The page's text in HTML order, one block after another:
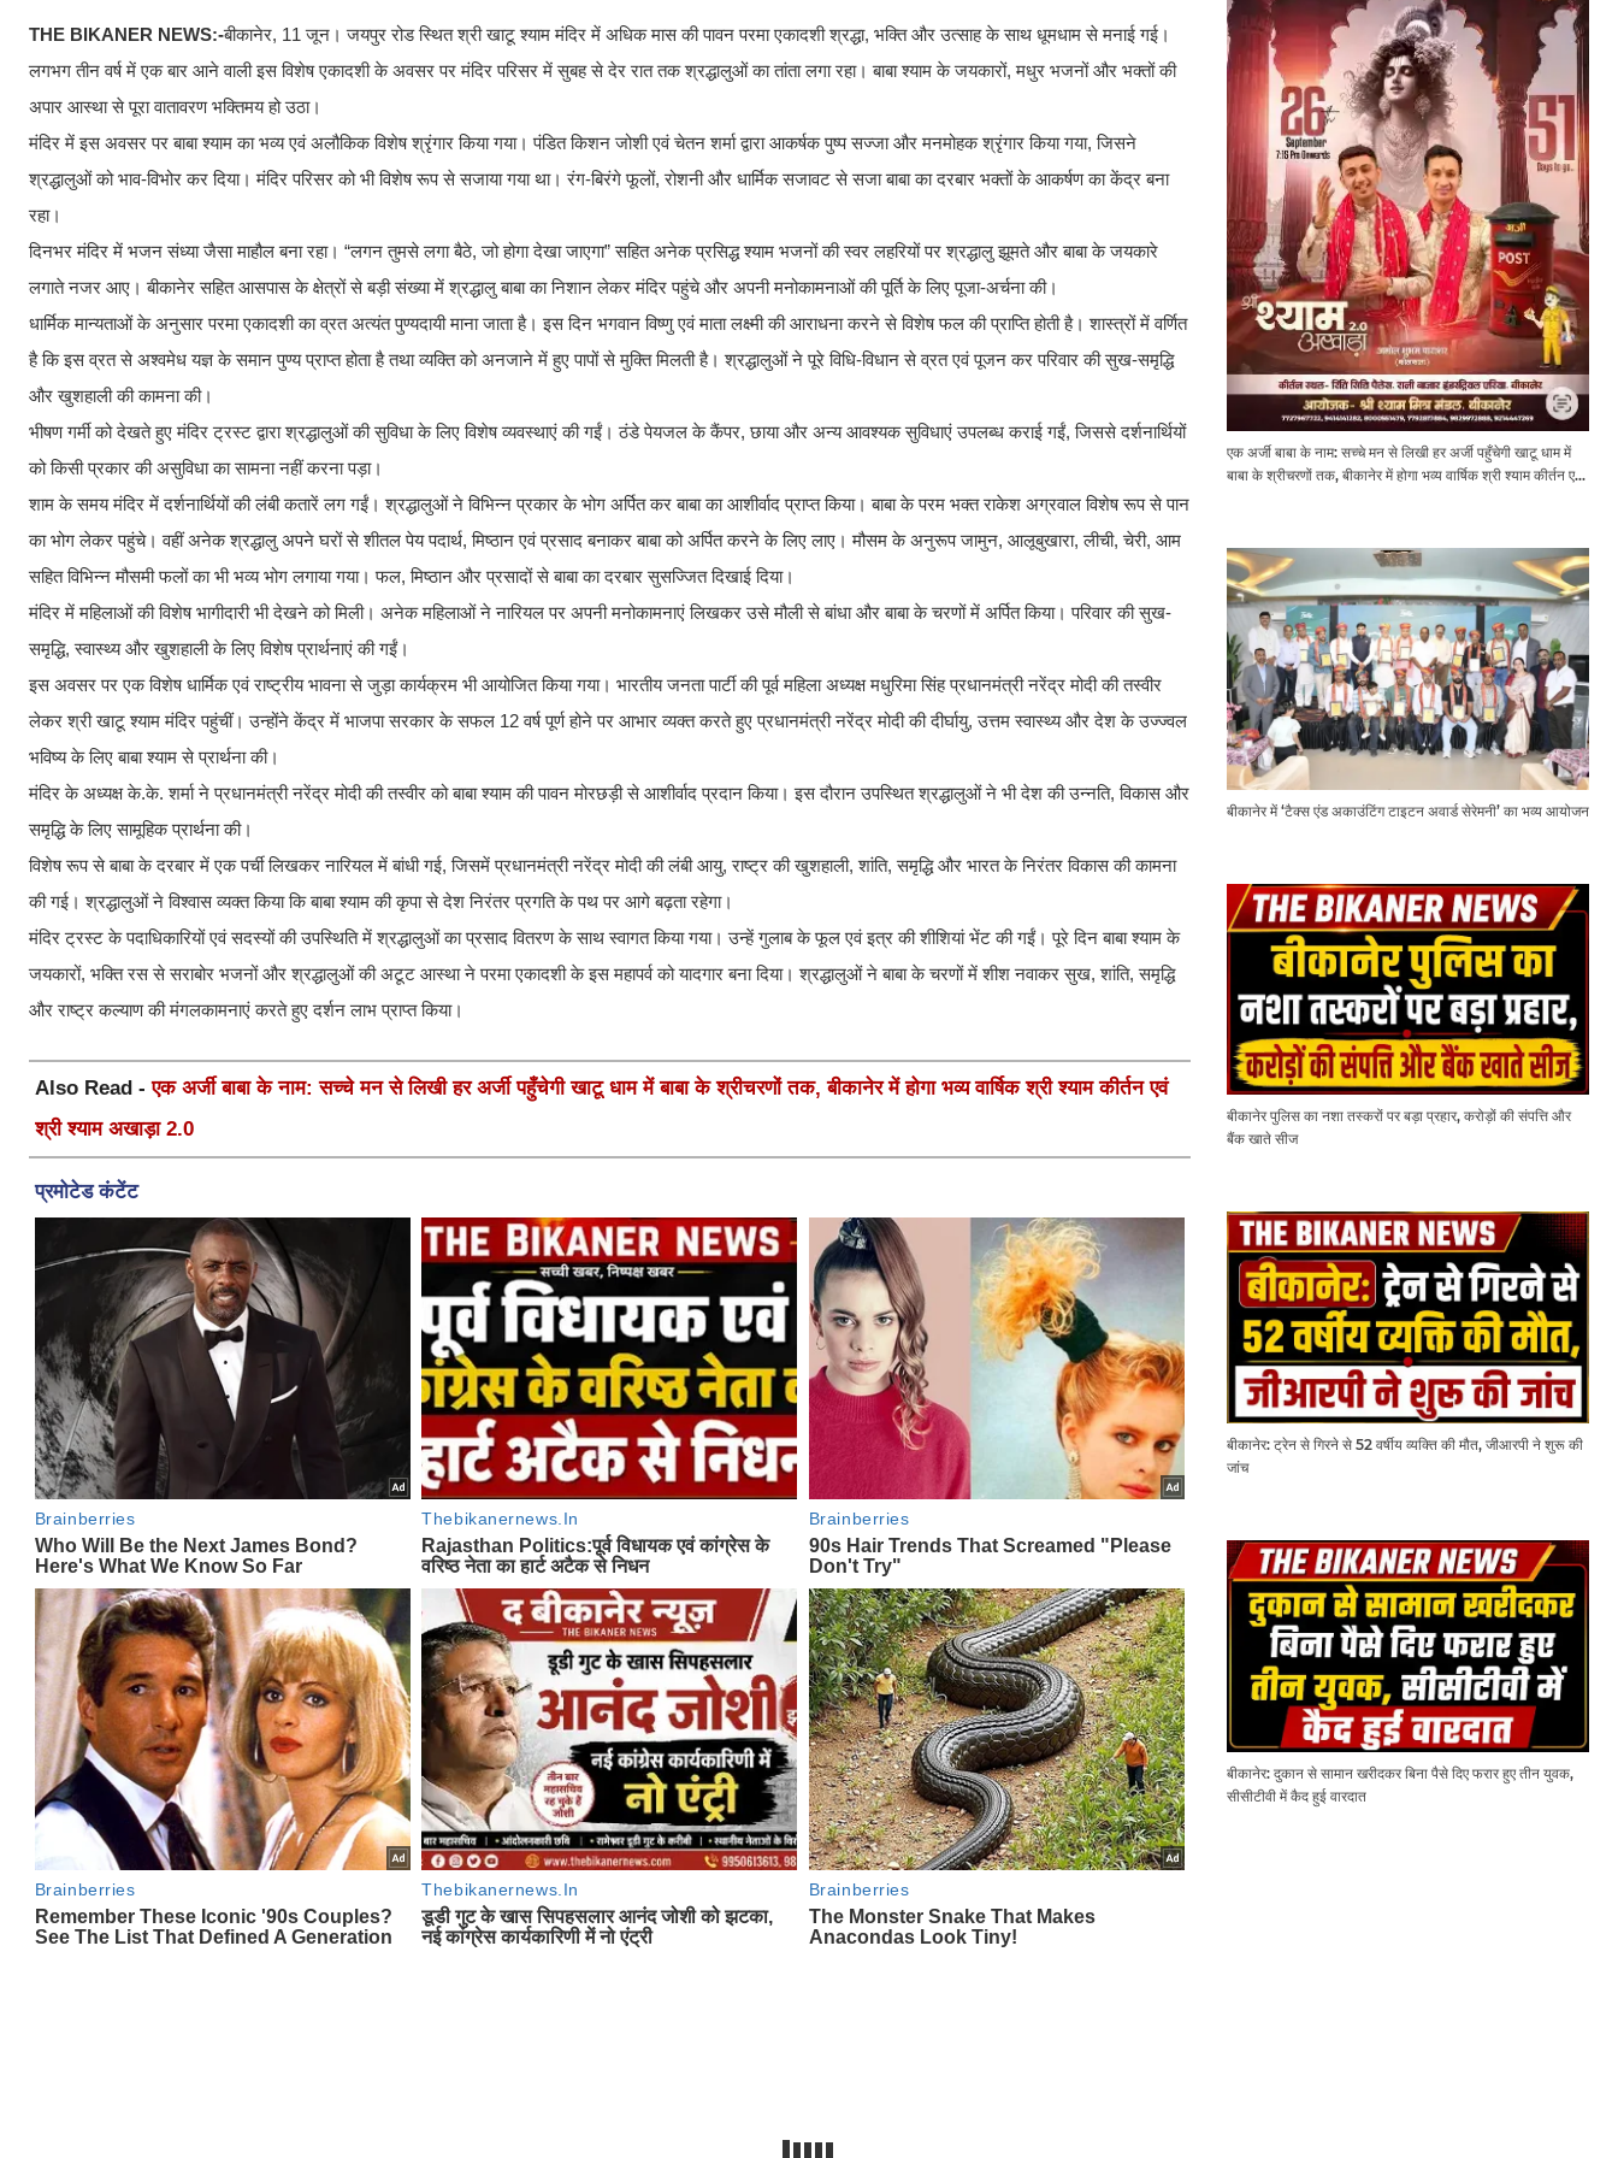
THE BIKANER NEWS:-बीकानेर, 11 जून। जयपुर रोड स्थित श्री खाटू श्याम मंदिर में अधिक मास की पावन परमा एकादशी श्रद्धा, भक्ति और उत्साह के साथ धूमधाम से मनाई गई।
लगभग तीन वर्ष में एक बार आने वाली इस विशेष एकादशी के अवसर पर मंदिर परिसर में सुबह से देर रात तक श्रद्धालुओं का तांता लगा रहा। बाबा श्याम के जयकारों, मधुर भजनों और भक्तों की
अपार आस्था से पूरा वातावरण भक्तिमय हो उठा।
मंदिर में इस अवसर पर बाबा श्याम का भव्य एवं अलौकिक विशेष श्रृंगार किया गया। पंडित किशन जोशी एवं चेतन शर्मा द्वारा आकर्षक पुष्प सज्जा और मनमोहक श्रृंगार किया गया, जिसने
श्रद्धालुओं को भाव-विभोर कर दिया। मंदिर परिसर को भी विशेष रूप से सजाया गया था। रंग-बिरंगे फूलों, रोशनी और धार्मिक सजावट से सजा बाबा का दरबार भक्तों के आकर्षण का केंद्र बना
रहा।
दिनभर मंदिर में भजन संध्या जैसा माहौल बना रहा। “लगन तुमसे लगा बैठे, जो होगा देखा जाएगा” सहित अनेक प्रसिद्ध श्याम भजनों की स्वर लहरियों पर श्रद्धालु झूमते और बाबा के जयकारे
लगाते नजर आए। बीकानेर सहित आसपास के क्षेत्रों से बड़ी संख्या में श्रद्धालु बाबा का निशान लेकर मंदिर पहुंचे और अपनी मनोकामनाओं की पूर्ति के लिए पूजा-अर्चना की।
धार्मिक मान्यताओं के अनुसार परमा एकादशी का व्रत अत्यंत पुण्यदायी माना जाता है। इस दिन भगवान विष्णु एवं माता लक्ष्मी की आराधना करने से विशेष फल की प्राप्ति होती है। शास्त्रों में वर्णित
है कि इस व्रत से अश्वमेध यज्ञ के समान पुण्य प्राप्त होता है तथा व्यक्ति को अनजाने में हुए पापों से मुक्ति मिलती है। श्रद्धालुओं ने पूरे विधि-विधान से व्रत एवं पूजन कर परिवार की सुख-समृद्धि
और खुशहाली की कामना की।
भीषण गर्मी को देखते हुए मंदिर ट्रस्ट द्वारा श्रद्धालुओं की सुविधा के लिए विशेष व्यवस्थाएं की गईं। ठंडे पेयजल के कैंपर, छाया और अन्य आवश्यक सुविधाएं उपलब्ध कराई गईं, जिससे दर्शनार्थियों
को किसी प्रकार की असुविधा का सामना नहीं करना पड़ा।
शाम के समय मंदिर में दर्शनार्थियों की लंबी कतारें लग गईं। श्रद्धालुओं ने विभिन्न प्रकार के भोग अर्पित कर बाबा का आशीर्वाद प्राप्त किया। बाबा के परम भक्त राकेश अग्रवाल विशेष रूप से पान
का भोग लेकर पहुंचे। वहीं अनेक श्रद्धालु अपने घरों से शीतल पेय पदार्थ, मिष्ठान एवं प्रसाद बनाकर बाबा को अर्पित करने के लिए लाए। मौसम के अनुरूप जामुन, आलूबुखारा, लीची, चेरी, आम
सहित विभिन्न मौसमी फलों का भी भव्य भोग लगाया गया। फल, मिष्ठान और प्रसादों से बाबा का दरबार सुसज्जित दिखाई दिया।
मंदिर में महिलाओं की विशेष भागीदारी भी देखने को मिली। अनेक महिलाओं ने नारियल पर अपनी मनोकामनाएं लिखकर उसे मौली से बांधा और बाबा के चरणों में अर्पित किया। परिवार की सुख-
समृद्धि, स्वास्थ्य और खुशहाली के लिए विशेष प्रार्थनाएं की गईं।
इस अवसर पर एक विशेष धार्मिक एवं राष्ट्रीय भावना से जुड़ा कार्यक्रम भी आयोजित किया गया। भारतीय जनता पार्टी की पूर्व महिला अध्यक्ष मधुरिमा सिंह प्रधानमंत्री नरेंद्र मोदी की तस्वीर
लेकर श्री खाटू श्याम मंदिर पहुंचीं। उन्होंने केंद्र में भाजपा सरकार के सफल 12 वर्ष पूर्ण होने पर आभार व्यक्त करते हुए प्रधानमंत्री नरेंद्र मोदी की दीर्घायु, उत्तम स्वास्थ्य और देश के उज्ज्वल
भविष्य के लिए बाबा श्याम से प्रार्थना की।
मंदिर के अध्यक्ष के.के. शर्मा ने प्रधानमंत्री नरेंद्र मोदी की तस्वीर को बाबा श्याम की पावन मोरछड़ी से आशीर्वाद प्रदान किया। इस दौरान उपस्थित श्रद्धालुओं ने भी देश की उन्नति, विकास और
समृद्धि के लिए सामूहिक प्रार्थना की।
विशेष रूप से बाबा के दरबार में एक पर्ची लिखकर नारियल में बांधी गई, जिसमें प्रधानमंत्री नरेंद्र मोदी की लंबी आयु, राष्ट्र की खुशहाली, शांति, समृद्धि और भारत के निरंतर विकास की कामना
की गई। श्रद्धालुओं ने विश्वास व्यक्त किया कि बाबा श्याम की कृपा से देश निरंतर प्रगति के पथ पर आगे बढ़ता रहेगा।
मंदिर ट्रस्ट के पदाधिकारियों एवं सदस्यों की उपस्थिति में श्रद्धालुओं का प्रसाद वितरण के साथ स्वागत किया गया। उन्हें गुलाब के फूल एवं इत्र की शीशियां भेंट की गईं। पूरे दिन बाबा श्याम के
जयकारों, भक्ति रस से सराबोर भजनों और श्रद्धालुओं की अटूट आस्था ने परमा एकादशी के इस महापर्व को यादगार बना दिया। श्रद्धालुओं ने बाबा के चरणों में शीश नवाकर सुख, शांति, समृद्धि
और राष्ट्र कल्याण की मंगलकामनाएं करते हुए दर्शन लाभ प्राप्त किया।
Also Read -एक अर्जी बाबा के नाम: सच्चे मन से लिखी हर अर्जी पहुँचेगी खाटू धाम में बाबा के श्रीचरणों तक, बीकानेर में होगा भव्य वार्षिक श्री श्याम कीर्तन एवं
श्री श्याम अखाड़ा 2.0
एक अर्जी बाबा के नाम: सच्चे मन से लिखी हर अर्जी पहुँचेगी खाटू धाम में
बाबा के श्रीचरणों तक, बीकानेर में होगा भव्य वार्षिक श्री श्याम कीर्तन एवं
बीकानेर में ‘टैक्स एंड अकाउंटिंग टाइटन अवार्ड सेरेमनी’ का भव्य आयोजन
बीकानेर पुलिस का नशा तस्करों पर बड़ा प्रहार, करोड़ों की संपत्ति और
बैंक खाते सीज
बीकानेर: ट्रेन से गिरने से 52 वर्षीय व्यक्ति की मौत, जीआरपी ने शुरू की
जांच
बीकानेर: दुकान से सामान खरीदकर बिना पैसे दिए फरार हुए तीन युवक,
सीसीटीवी में कैद हुई वारदात